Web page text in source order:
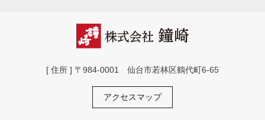
[ 住所 ] 〒984-0001 仙台市若林区鶴代町6-65
アクセスマップ